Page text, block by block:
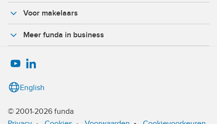
Voor makelaars
Meer funda in business
© 2001-2026 funda
English